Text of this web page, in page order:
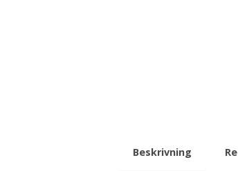
Beskrivning